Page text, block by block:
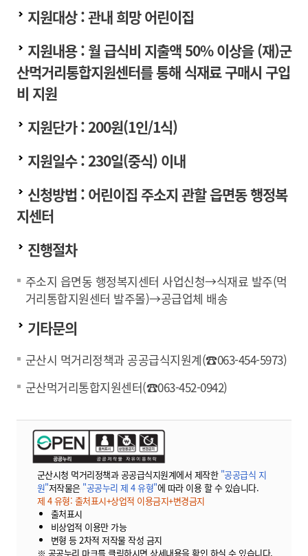
지원대상 : 관내 희망 어린이집
지원내용 : 월 급식비 지출액 50% 이상을 (재)군
산먹거리통합지원센터를 통해 식재료 구매시 구입
비 지원
지원단가 : 200원(1인/1식)
지원일수 : 230일(중식) 이내
신청방법 : 어린이집 주소지 관할 읍면동 행정복
지센터
진행절차
주소지 읍면동 행정복지센터 사업신청→식재료 발주(먹
거리통합지원센터 발주몰)→공급업체 배송
기타문의
군산시 먹거리정책과 공공급식지원계(☎063-454-5973)
군산먹거리통합지원센터(☎063-452-0942)
군산시청 먹거리정책과 공공급식지원계에서 제작한 "공공급식 지
원"저작물은 "공공누리 제 4 유형"에 따라 이용 할 수 있습니다.
제 4 유형: 출처표시+상업적 이용금지+변경금지
출처표시
비상업적 이용만 가능
변형 등 2차적 저작물 작성 금지
※ 공공누리 마크를 클릭하시면 상세내용을 확인 하실 수 있습니다.